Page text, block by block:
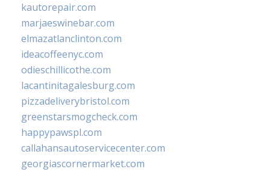
kautorepair.com
marjaeswinebar.com
elmazatlanclinton.com
ideacoffeenyc.com
odieschillicothe.com
lacantinitagalesburg.com
pizzadeliverybristol.com
greenstarsmogcheck.com
happypawspl.com
callahansautoservicecenter.com
georgiascornermarket.com